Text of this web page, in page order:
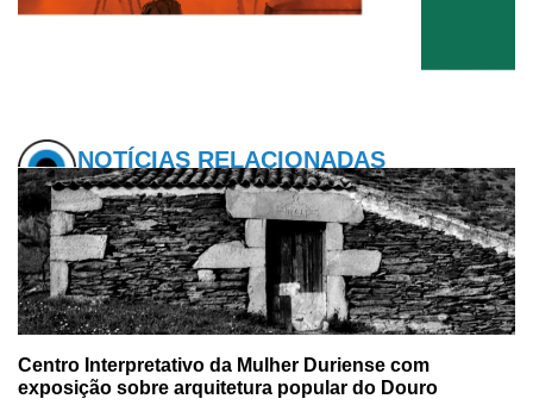
NOTÍCIAS RELACIONADAS
Centro Interpretativo da Mulher Duriense com
exposição sobre arquitetura popular do Douro